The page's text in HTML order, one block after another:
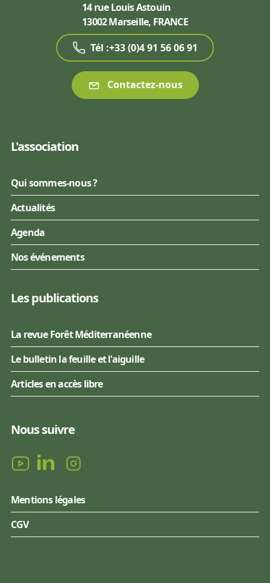
14 rue Louis Astouin
13002 Marseille, FRANCE
Tél :+33 (0)4 91 56 06 91
Contactez-nous
L'association
Qui sommes-nous ?
Actualités
Agenda
Nos événements
Les publications
La revue Forêt Méditerranéenne
Le bulletin la feuille et l'aiguille
Articles en accès libre
Nous suivre
Mentions légales
CGV